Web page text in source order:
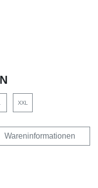
XXL
Wareninformationen